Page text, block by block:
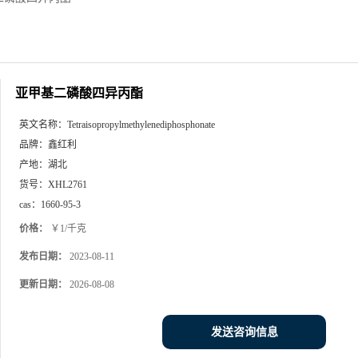
亚甲基二磷酸四异丙酯
英文名称： Tetraisopropylmethylenediphosphonate
品牌： 鑫红利
产地： 湖北
货号： XHL2761
cas： 1660-95-3
价格： ￥1/千克
发布日期： 2023-08-11
更新日期： 2026-08-08
发送咨询信息